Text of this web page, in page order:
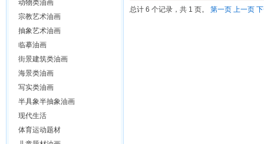
动物类油画
宗教艺术油画
抽象艺术油画
临摹油画
街景建筑类油画
海景类油画
写实类油画
半具象半抽象油画
现代生活
体育运动题材
总计 6 个记录，共 1 页。 第一页 上一页